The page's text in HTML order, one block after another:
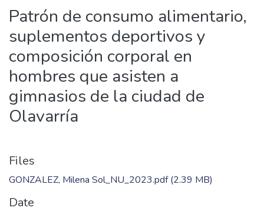
Communities
&
Collections
All of DSpace
Statistics
In(current)
Patrón de consumo alimentario,
suplementos deportivos y
composición corporal en
hombres que asisten a
gimnasios de la ciudad de
Olavarría
Files
GONZALEZ, Milena Sol_NU_2023.pdf(2.39 MB)
Date